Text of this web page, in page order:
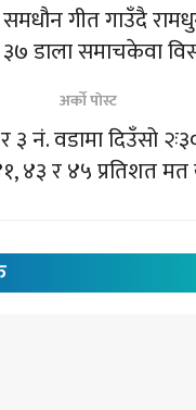
गीत गाउँदै
डाला समाचकेवा
अर्काे पाेस्ट
३ नं. वडामा दिउँसो
४३ र ४५ प्रतिशत